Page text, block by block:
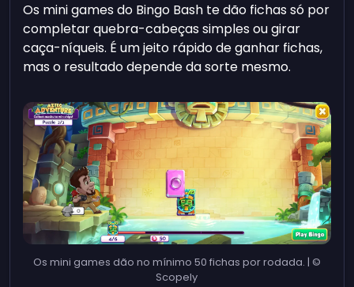
Os mini games do Bingo Bash te dão fichas só por
completar quebra-cabeças simples ou girar
caça-níqueis. É um jeito rápido de ganhar fichas,
mas o resultado depende da sorte mesmo.
Os mini games dão no mínimo 50 fichas por rodada. | ©
Scopely